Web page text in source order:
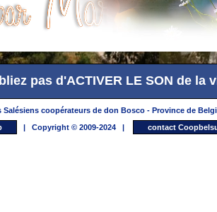
pas d'ACTIVER LE SON de la
coopérateurs de don Bosco - Province de
| Copyright © 2009-2024 | contact